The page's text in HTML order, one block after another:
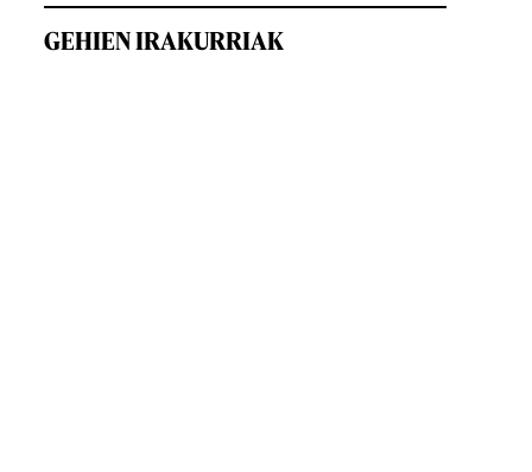
GEHIEN IRAKURRIAK